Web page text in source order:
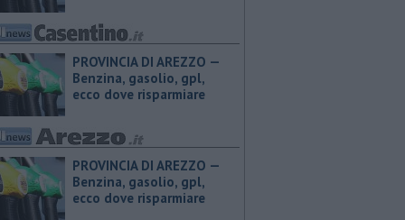
PROVINCIA DI AREZZO — ​
Benzina, gasolio, gpl,
ecco dove risparmiare
PROVINCIA DI AREZZO — ​
Benzina, gasolio, gpl,
ecco dove risparmiare